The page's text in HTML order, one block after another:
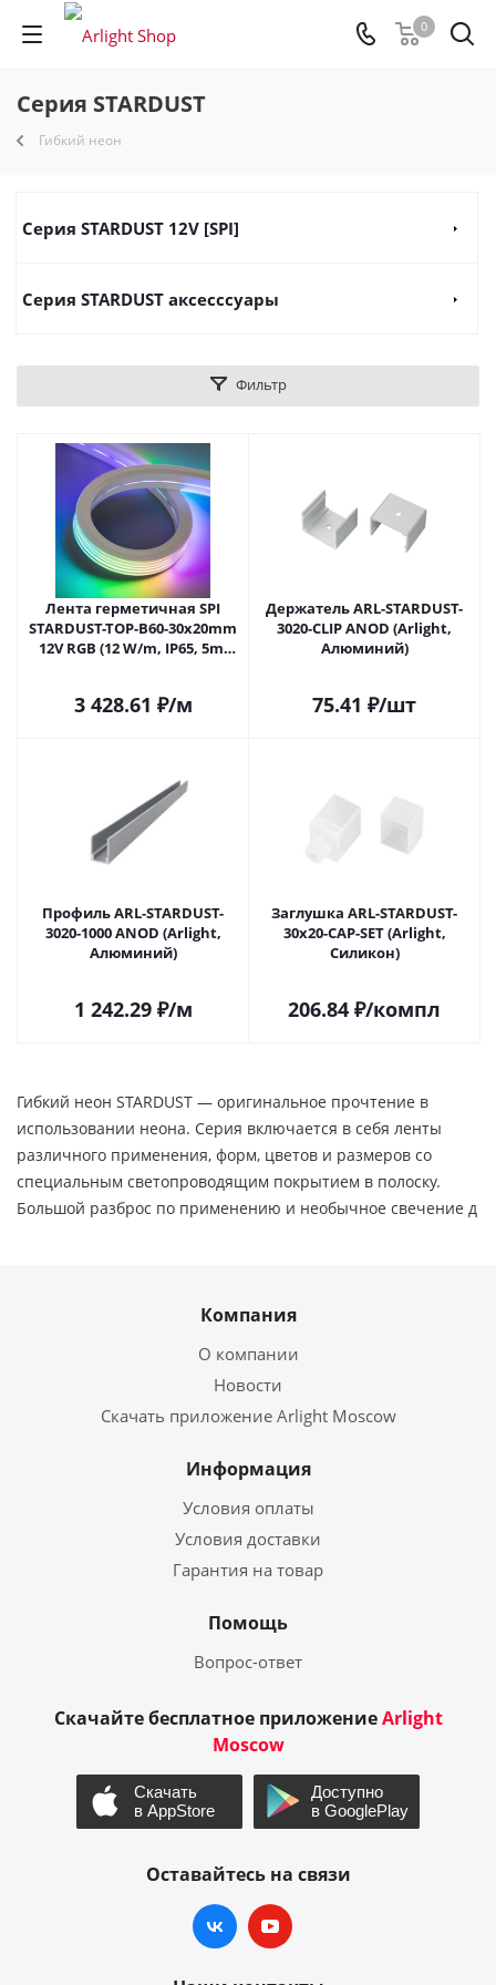
0
Серия STARDUST
Гибкий неон
Серия STARDUST 12V [SPI]
Серия STARDUST аксесссуары
Фильтр
Лента герметичная SPI
STARDUST-TOP-B60-30x20mm
12V RGB (12 W/m, IP65, 5m,
3 428.61 ₽/м
Держатель ARL-STARDUST-
3020-CLIP ANOD (Arlight,
Алюминий)
75.41 ₽/шт
Профиль ARL-STARDUST-
3020-1000 ANOD (Arlight,
Алюминий)
1 242.29₽/м
Заглушка ARL-STARDUST-
30x20-CAP-SET (Arlight,
Силикон)
206.84 ₽/компл
Гибкий неон STARDUST — оригинальное прочтение в
использовании неона. Серия включается в себя ленты
различного применения, форм, цветов и размеров со
специальным светопроводящим покрытием в полоску.
Большой разброс по применению и необычное свечение д
Компания
О компании
Новости
Скачать приложение Arlight Moscow
Информация
Условия оплаты
Условия доставки
Гарантия на товар
Помощь
Вопрос-ответ
Скачайте бесплатное приложениеArlight
Moscow
Оставайтесь на связи